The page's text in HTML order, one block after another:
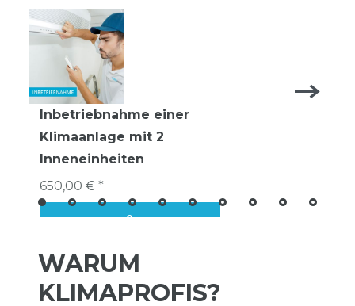
Inbetriebnahme einer
Klimaanlage mit 2
Inneneinheiten
650,00 € *
WARUM
KLIMAPROFIS?